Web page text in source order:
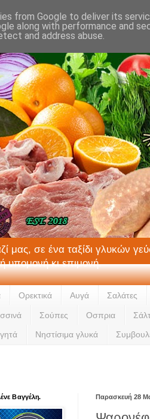
μας, σε ένα ταξίδι γλυκών
υπομονή κι επιμονή.
Ορεκτικά Αυγά Σαλάτες
Σούπες Οσπρια
Νηστίσιμα γλυκά
Παρασκευή 28
Βαγγέλη.
from Google to deliver its
along with performance and
and address abuse.